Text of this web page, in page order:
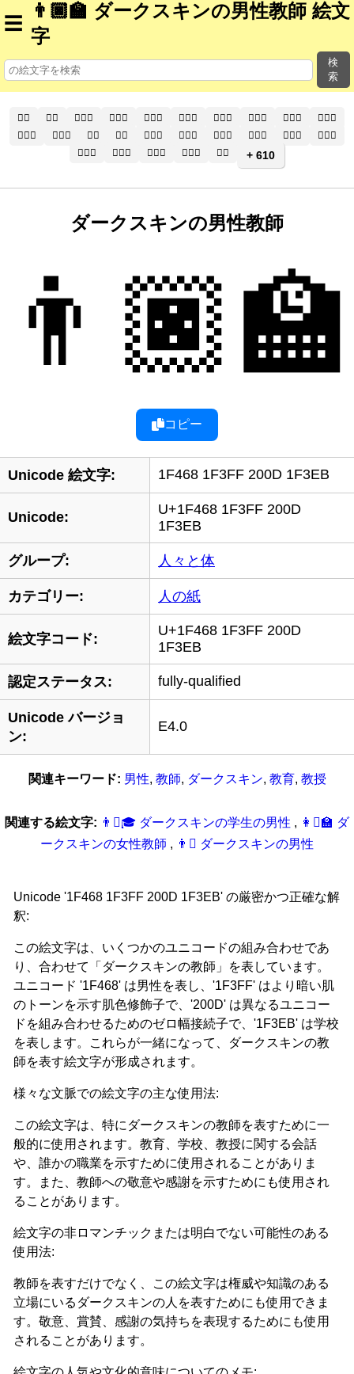
☰
👨🏿‍🏫 ダークスキンの男性教師 絵文
字
検
索
🧑‍⚕️ 🧑‍⚕ 🧑🏻‍⚕️ 🧑🏻‍⚕ 🧑🏼‍⚕️ 🧑🏼‍⚕ 🧑🏽‍⚕️ 🧑🏽‍⚕ 🧑🏾‍⚕️
🧑🏾‍⚕
🧑🏿‍⚕️
🧑🏿‍⚕ 👨‍⚕️ 👨‍⚕ 👨🏻‍⚕️ 👨🏻‍⚕ 👨🏼‍⚕️ 👨🏼‍⚕ 👨🏽‍⚕️
👨🏽‍⚕
👨🏾‍⚕️
👨🏾‍⚕ 👨🏿‍⚕️ 👨🏿‍⚕ 👩‍⚕️ + 610
ダークスキンの男性教師
👨🏿‍🏫
コピー
Unicode 絵文字: 1F468 1F3FF 200D 1F3EB
Unicode:
U+1F468 1F3FF 200D
1F3EB
グループ: 人々と体
カテゴリー: 人の紙
絵文字コード:
U+1F468 1F3FF 200D
1F3EB
認定ステータス: fully-qualified
Unicode バージョ
ン:
E4.0
関連キーワード: 男性, 教師, ダークスキン, 教育, 教授
関連する絵文字: 👨‍🏿‍‍‍🎓 ダークスキンの学生の男性 , 👩‍🏿‍‍‍🏫 ダ
ークスキンの女性教師 , 👨‍🏿 ダークスキンの男性
Unicode '1F468 1F3FF 200D 1F3EB' の厳密かつ正確な解
釈:
この絵文字は、いくつかのユニコードの組み合わせであ
り、合わせて「ダークスキンの教師」を表しています。
ユニコード '1F468' は男性を表し、'1F3FF' はより暗い肌
のトーンを示す肌色修飾子で、'200D' は異なるユニコー
ドを組み合わせるためのゼロ幅接続子で、'1F3EB' は学校
を表します。これらが一緒になって、ダークスキンの教
師を表す絵文字が形成されます。
様々な文脈での絵文字の主な使用法:
この絵文字は、特にダークスキンの教師を表すために一
般的に使用されます。教育、学校、教授に関する会話
や、誰かの職業を示すために使用されることがありま
す。また、教師への敬意や感謝を示すためにも使用され
ることがあります。
絵文字の非ロマンチックまたは明白でない可能性のある
使用法:
教師を表すだけでなく、この絵文字は権威や知識のある
立場にいるダークスキンの人を表すためにも使用できま
す。敬意、賞賛、感謝の気持ちを表現するためにも使用
されることがあります。